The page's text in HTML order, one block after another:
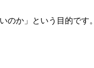
のか」という目的です。